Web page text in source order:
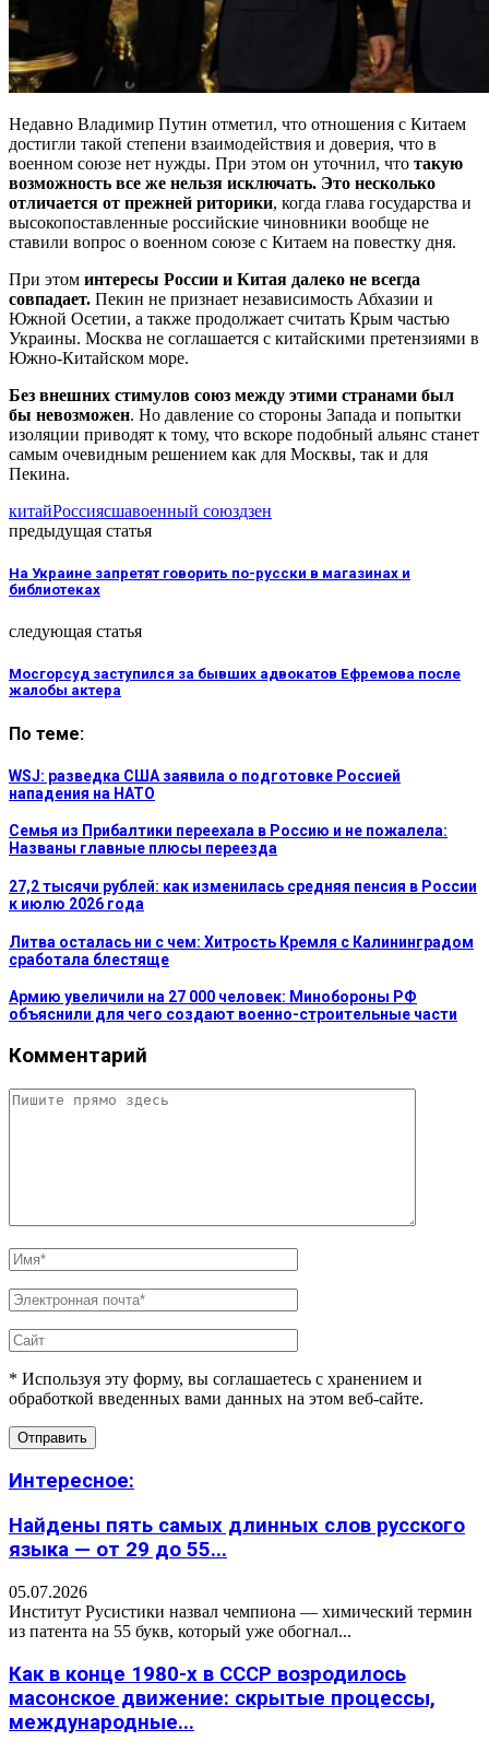
Недавно Владимир Путин отметил, что отношения с Китаем
достигли такой степени взаимодействия и доверия, что в
военном союзе нет нужды. При этом он уточнил, что такую
возможность все же нельзя исключать. Это несколько
отличается от прежней риторики, когда глава государства и
высокопоставленные российские чиновники вообще не
ставили вопрос о военном союзе с Китаем на повестку дня.
При этом интересы России и Китая далеко не всегда
совпадает. Пекин не признает независимость Абхазии и
Южной Осетии, а также продолжает считать Крым частью
Украины. Москва не соглашается с китайскими претензиями в
Южно-Китайском море.
Без внешних стимулов союз между этими странами был
бы невозможен. Но давление со стороны Запада и попытки
изоляции приводят к тому, что вскоре подобный альянс станет
самым очевидным решением как для Москвы, так и для
Пекина.
китайРоссиясшавоенный союздзен
предыдущая статья
На Украине запретят говорить по-русски в магазинах и
библиотеках
следующая статья
Мосгорсуд заступился за бывших адвокатов Ефремова после
жалобы актера
По теме:
WSJ: разведка США заявила о подготовке Россией
нападения на НАТО
Семья из Прибалтики переехала в Россию и не пожалела:
Названы главные плюсы переезда
27,2 тысячи рублей: как изменилась средняя пенсия в России
к июлю 2026 года
Литва осталась ни с чем: Хитрость Кремля с Калининградом
сработала блестяще
Армию увеличили на 27 000 человек: Минобороны РФ
объяснили для чего создают военно-строительные части
Комментарий
* Используя эту форму, вы соглашаетесь с хранением и
обработкой введенных вами данных на этом веб-сайте.
Интересное:
Найдены пять самых длинных слов русского
языка — от 29 до 55...
05.07.2026
Институт Русистики назвал чемпиона — химический термин
из патента на 55 букв, который уже обогнал...
Как в конце 1980-х в СССР возродилось
масонское движение: скрытые процессы,
международные...